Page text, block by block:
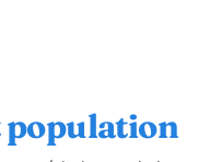
population